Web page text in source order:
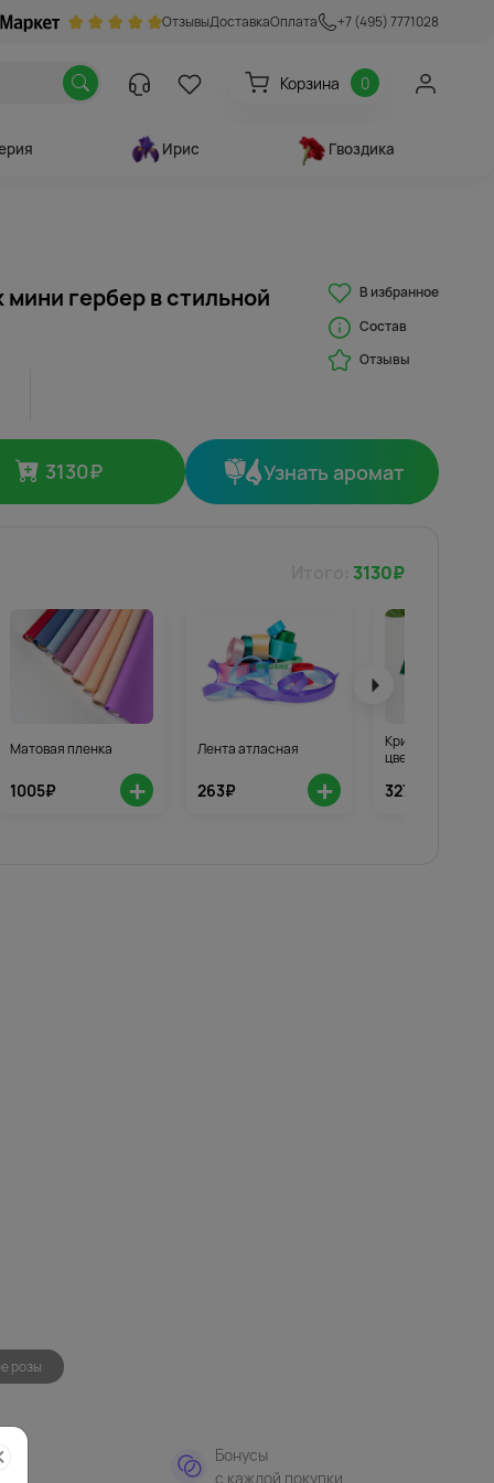
ОтзывыДоставкаОплата +7 (495) 7771028
Корзина 0
Ирис Гвоздика
гербер в стильной
В избранное
Состав
Отзывы
3130₽ Узнать аромат
3130₽
Матовая пленка
1005₽ +
Лента атласная
263₽ +
Кризал для
цветов 3шт.
327₽
розы
Бонусы
с каждой покупки